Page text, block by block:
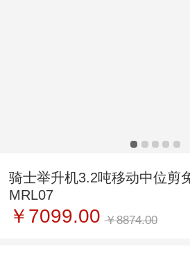
骑士举升机3.2吨移动中位剪
MRL07
￥7099.00 ￥8874.00